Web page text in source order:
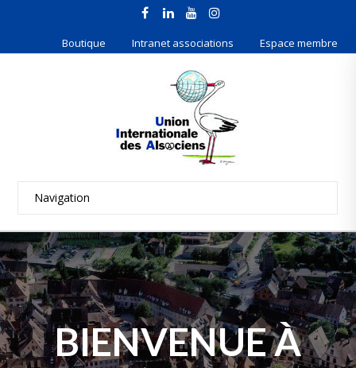
Boutique Intranet associations Espace membre
BIENVENUE À